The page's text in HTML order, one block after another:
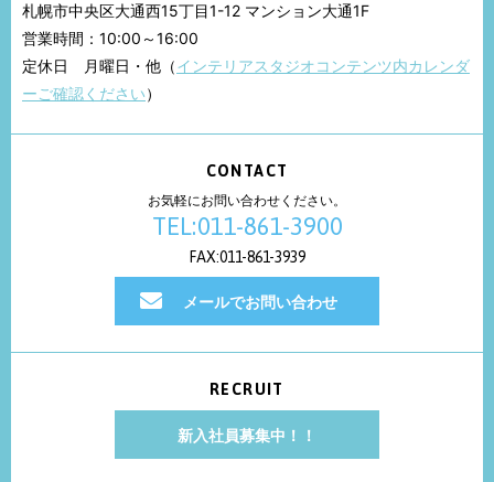
札幌市中央区大通西15丁目1-12 マンション大通1F
営業時間：10:00～16:00
定休日 月曜日・他（インテリアスタジオコンテンツ内カレンダ
ーご確認ください）
CONTACT
お気軽にお問い合わせください。
TEL:011-861-3900
FAX:011-861-3939
メールでお問い合わせ
RECRUIT
新入社員募集中！！